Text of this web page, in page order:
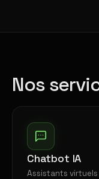
Nos
Chatbot IA
Assistants